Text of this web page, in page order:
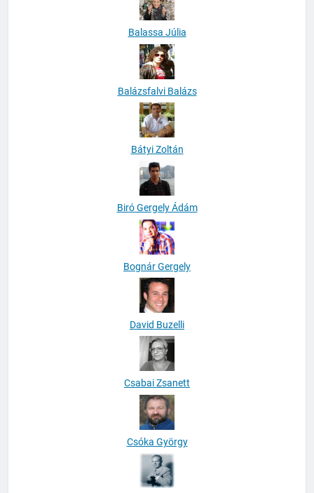
Balassa Júlia
Balázsfalvi Balázs
Bátyi Zoltán
Biró Gergely Ádám
Bognár Gergely
David Buzelli
Csabai Zsanett
Csóka György